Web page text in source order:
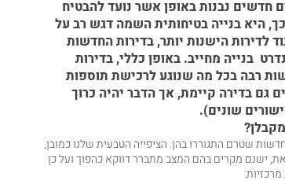
חדשים נבנות באופן אשר נועד להבטיח
היא בנייה בטיחותית השמה דגש רב על
לדירות הישנות יותר, בדירות החדשות
בנייה מחייב. באופן כללי, בדירות
רבה בכל מה שנוגע לרכישת תוספות
גם בדירה קיימת, אך הדבר יהיה כרוך
שונים).
שטרם התגוררו בהן. הציפייה הטבעית שלנו כמובן,
ישנם מקרים בהם המצב מתברר דווקא כהפוך ועל כן